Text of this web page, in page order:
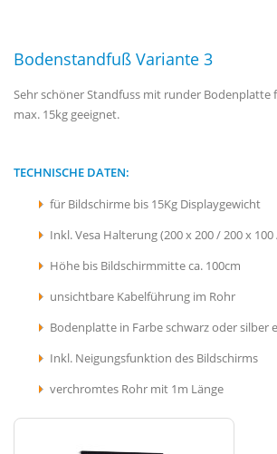
Bodenstandfuß Variante 3
Sehr schöner Standfuss mit runder Bodenplatte
max. 15kg geeignet.
TECHNISCHE DATEN:
für Bildschirme bis 15Kg Displaygewicht
Inkl. Vesa Halterung (200 x 200 / 200 x
Höhe bis Bildschirmmitte ca. 100cm
unsichtbare Kabelführung im Rohr
Bodenplatte in Farbe schwarz oder silber
Inkl. Neigungsfunktion des Bildschirms
verchromtes Rohr mit 1m Länge